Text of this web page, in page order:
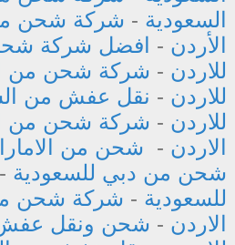
السعودية - شركة شحن
الأردن - افضل شركة
للاردن - شركة شحن من
للاردن - نقل عفش من
للاردن - شركة شحن من
الاردن - شحن من
شحن من دبي للسعودية -
للسعودية - شركة شحن
الاردن - شحن ونقل عفش